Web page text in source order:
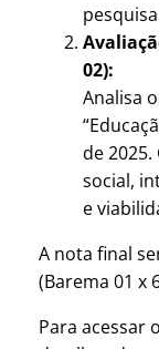
02):
Analisa
de
social,
e
A nota final
(Barema 01 x
Para acessar